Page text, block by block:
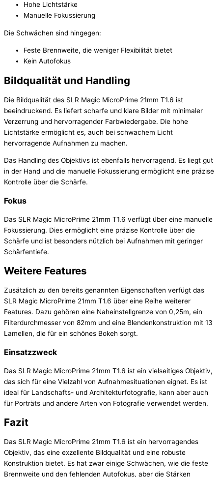
Hohe Lichtstärke
Manuelle Fokussierung
Die Schwächen sind hingegen:
Feste Brennweite, die weniger Flexibilität bietet
Kein Autofokus
Bildqualität und Handling
Die Bildqualität des SLR Magic MicroPrime 21mm T1.6 ist
beeindruckend. Es liefert scharfe und klare Bilder mit minimaler
Verzerrung und hervorragender Farbwiedergabe. Die hohe
Lichtstärke ermöglicht es, auch bei schwachem Licht
hervorragende Aufnahmen zu machen.
Das Handling des Objektivs ist ebenfalls hervorragend. Es liegt gut
in der Hand und die manuelle Fokussierung ermöglicht eine präzise
Kontrolle über die Schärfe.
Fokus
Das SLR Magic MicroPrime 21mm T1.6 verfügt über eine manuelle
Fokussierung. Dies ermöglicht eine präzise Kontrolle über die
Schärfe und ist besonders nützlich bei Aufnahmen mit geringer
Schärfentiefe.
Weitere Features
Zusätzlich zu den bereits genannten Eigenschaften verfügt das
SLR Magic MicroPrime 21mm T1.6 über eine Reihe weiterer
Features. Dazu gehören eine Naheinstellgrenze von 0,25m, ein
Filterdurchmesser von 82mm und eine Blendenkonstruktion mit 13
Lamellen, die für ein schönes Bokeh sorgt.
Einsatzzweck
Das SLR Magic MicroPrime 21mm T1.6 ist ein vielseitiges Objektiv,
das sich für eine Vielzahl von Aufnahmesituationen eignet. Es ist
ideal für Landschafts- und Architekturfotografie, kann aber auch
für Porträts und andere Arten von Fotografie verwendet werden.
Fazit
Das SLR Magic MicroPrime 21mm T1.6 ist ein hervorragendes
Objektiv, das eine exzellente Bildqualität und eine robuste
Konstruktion bietet. Es hat zwar einige Schwächen, wie die feste
Brennweite und den fehlenden Autofokus, aber die Stärken